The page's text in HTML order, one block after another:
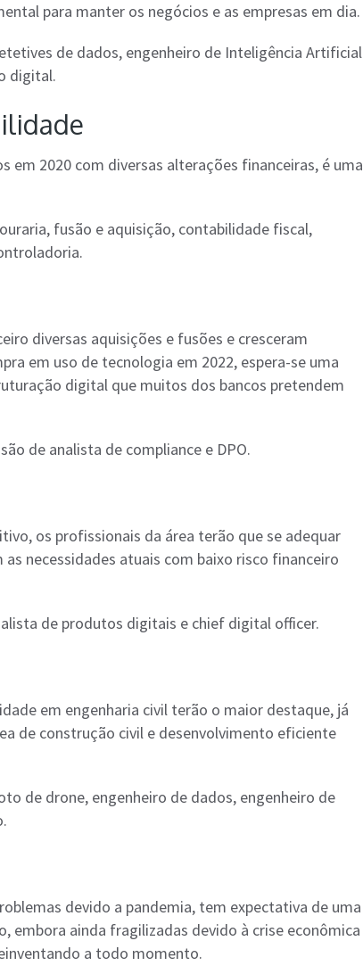
para manter os negócios e as empresas em dia.
de dados, engenheiro de Inteligência Artificial
digital.
2020 com diversas alterações financeiras, é uma
fusão e aquisição, contabilidade fiscal,
diversas aquisições e fusões e cresceram
em uso de tecnologia em 2022, espera-se uma
digital que muitos dos bancos pretendem
de analista de compliance e DPO.
os profissionais da área terão que se adequar
necessidades atuais com baixo risco financeiro
de produtos digitais e chief digital officer.
em engenharia civil terão o maior destaque, já
de construção civil e desenvolvimento eficiente
de drone, engenheiro de dados, engenheiro de
devido a pandemia, tem expectativa de uma
embora ainda fragilizadas devido à crise econômica
a todo momento.